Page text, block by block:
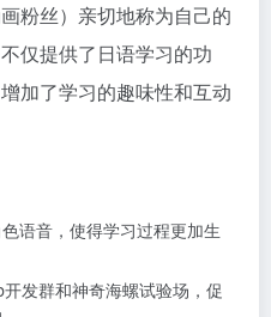
粉丝）亲切地称为自己的
仅提供了日语学习的功
增加了学习的趣味性和互动
色语音，使得学习过程更加生
开发群和神奇海螺试验场，促